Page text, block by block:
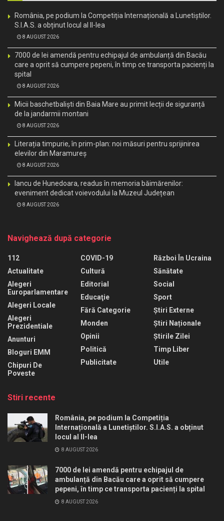
România, pe podium la Competiția Internațională a Lunetiștilor.
S.I.A.S. a obținut locul al II-lea
8 AUGUST 2026
7000 de lei amendă pentru echipajul de ambulanță din Bacău
care a oprit să cumpere pepeni, în timp ce transporta pacienți la
spital
8 AUGUST 2026
Micii baschetbaliști din Baia Mare au primit lecții de siguranță
de la jandarmii montani
8 AUGUST 2026
Literația timpurie, în prim-plan: noi măsuri pentru sprijinirea
elevilor din Maramureș
8 AUGUST 2026
Iancu de Hunedoara, readus în memoria băimărenilor:
eveniment dedicat voievodului la Muzeul Județean
8 AUGUST 2026
Navighează după categorie
112
Actualitate
Alegeri
Europarlamentare
Alegeri Locale
Alegeri
Prezidentiale
Anunturi
Bloguri EMM
Chipuri De
Poveste
COVID-19
Cultură
Editorial
Educaţie
Fără Categorie
Monden
Opinii
Politică
Publicitate
Război În Ucraina
Sănătate
Social
Sport
Știri Externe
Știri Naționale
Știrile Zilei
Timp Liber
Utile
Stiri recente
România, pe podium la Competiția
Internațională a Lunetiștilor. S.I.A.S. a obținut
locul al II-lea
8 AUGUST 2026
7000 de lei amendă pentru echipajul de
ambulanță din Bacău care a oprit să cumpere
pepeni, în timp ce transporta pacienți la spital
8 AUGUST 2026